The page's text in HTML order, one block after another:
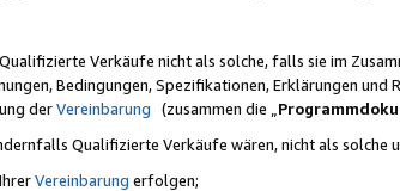
Verkäufe nicht als solche, falls sie im
Bedingungen, Spezifikationen, Erklärungen
derVereinbarung (zusammen die „
Qualifizierte Verkäufe wären, nicht als solche
Vereinbarung erfolgen;